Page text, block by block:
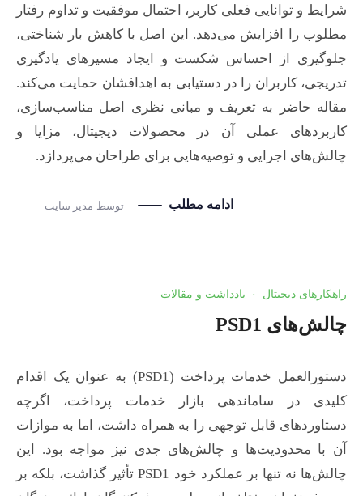
شرایط و توانایی فعلی کاربر، احتمال موفقیت و تداوم رفتار
مطلوب را افزایش می‌دهد. این اصل با کاهش بار شناختی،
جلوگیری از احساس شکست و ایجاد مسیرهای یادگیری
تدریجی، کاربران را در دستیابی به اهدافشان حمایت می‌کند.
مقاله حاضر به تعریف و مبانی نظری اصل مناسب‌سازی،
کاربردهای عملی آن در محصولات دیجیتال، مزایا و
چالش‌های اجرایی و توصیه‌هایی برای طراحان می‌پردازد.
توسط مدیر سایت ادامه مطلب
راهکارهای دیجیتال · یادداشت و مقالات
چالش‌های PSD1
دستورالعمل خدمات پرداخت (PSD1) به عنوان یک اقدام
کلیدی در ساماندهی بازار خدمات پرداخت، اگرچه
دستاوردهای قابل توجهی را به همراه داشت، اما به موازات
آن با محدودیت‌ها و چالش‌های جدی نیز مواجه بود. این
چالش‌ها نه تنها بر عملکرد خود PSD1 تأثیر گذاشت، بلکه بر